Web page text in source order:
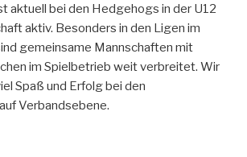
aktuell bei den Hedgehogs in der U12
aktiv. Besonders in den Ligen im
gemeinsame Mannschaften mit
im Spielbetrieb weit verbreitet. Wir
Spaß und Erfolg bei den
Verbandsebene.